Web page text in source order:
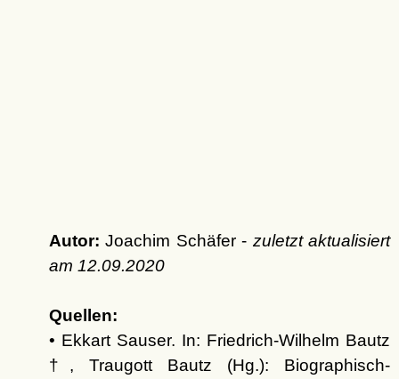
Autor: Joachim Schäfer - zuletzt aktualisiert
am 12.09.2020
Quellen:
• Ekkart Sauser. In: Friedrich-Wilhelm Bautz
†, Traugott Bautz (Hg.): Biographisch-